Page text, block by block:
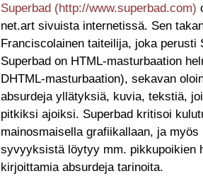
Superbad (http://www.superbad.com)
net.art sivuista internetissä. Sen
Franciscolainen taiteilija, joka perusti
Superbad on HTML-masturbaation
DHTML-masturbaation), sekavan
absurdeja yllätyksiä, kuvia, tekstiä,
pitkiksi ajoiksi. Superbad kritisoi
mainosmaisella grafiikallaan, ja
syvyyksistä löytyy mm. pikkupoikien
kirjoittamia absurdeja tarinoita.